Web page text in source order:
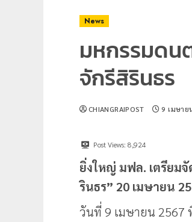
News
มหกรรมดน
จักรีสิรินธร
CHIANGRAIPOST 9 เมษาย
Post Views: 8,924
ยิ่งใหญ่ มฟล. เตรียม
รินธร” 20 เมษายน
วันที่ 9 เมษายน 2567